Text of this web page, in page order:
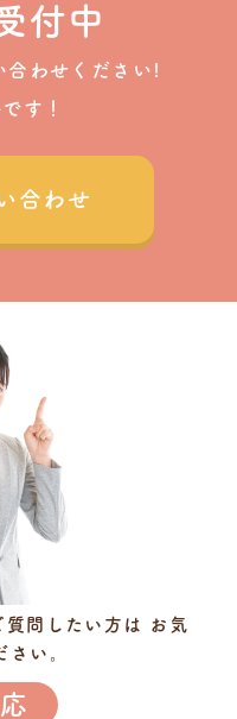
付中
合わせください!
す！
合わせ
問したい方は
お気
さい。